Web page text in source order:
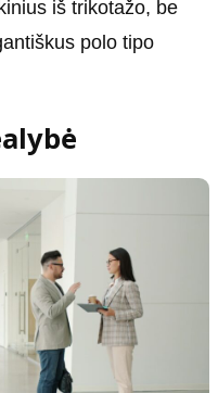
iš trikotažo, be
polo tipo